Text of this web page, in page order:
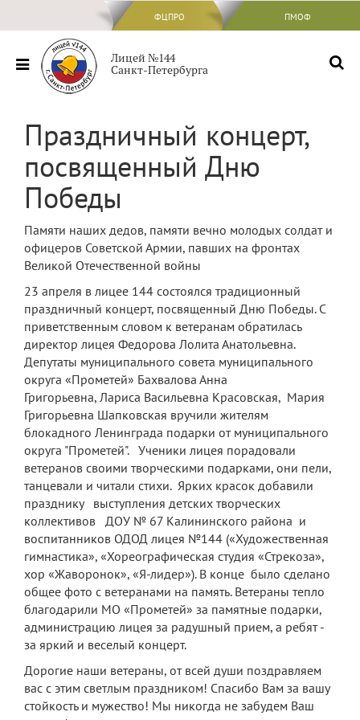
ФЦПРО ПМОФ
ФЦПРО
Сведения об ОО
Основные сведения
образовательной организацией
Документы
Образование
Образовательные стандарты и
требования
Руководство
Педагогический состав
Материально-техническое обеспечение
и оснащенность образовательного
процесса. Доступная среда
Платные образовательные услуги
Финансово-хозяйственная деятельность
Вакантные места для приема (перевода)
обучающихся
Стипендия и меры поддержки
обучающихся
Международное сотрудничество
Организация питания в лицее
О лицее
Визитная карточка
Учительская
Контакты и местонахождение
Лицей №144
Санкт-Петербурга
Праздничный концерт,
посвященный Дню
Победы
Памяти наших дедов, памяти вечно молодых солдат и
офицеров Советской Армии, павших на фронтах
Великой Отечественной войны
23 апреля в лицее 144 состоялся традиционный
праздничный концерт, посвященный Дню Победы. С
приветственным словом к ветеранам обратилась
директор лицея Федорова Лолита Анатольевна.
Депутаты муниципального совета муниципального
округа «Прометей» Бахвалова Анна
Григорьевна, Лариса Васильевна Красовская, Мария
Григорьевна Шапковская вручили жителям
блокадного Ленинграда подарки от муниципального
округа "Прометей". Ученики лицея порадовали
ветеранов своими творческими подарками, они пели,
танцевали и читали стихи. Ярких красок добавили
празднику выступления детских творческих
коллективов ДОУ № 67 Калининского района и
воспитанников ОДОД лицея №144 («Художественная
гимнастика», «Хореографическая студия «Стрекоза»,
хор «Жаворонок», «Я-лидер»). В конце было сделано
общее фото с ветеранами на память. Ветераны тепло
благодарили МО «Прометей» за памятные подарки,
администрацию лицея за радушный прием, а ребят -
за яркий и веселый концерт.
Дорогие наши ветераны, от всей души поздравляем
вас с этим светлым праздником! Спасибо Вам за вашу
стойкость и мужество! Мы никогда не забудем Ваш